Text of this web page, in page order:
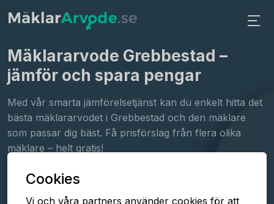
Mäklararvode Grebbestad –
jämför och spara pengar
Med vår smarta jämförelsetjänst kan du enkelt hitta det
bästa mäklararvodet i Grebbestad och den mäklare
som passar dig bäst. Få prisförslag från flera olika
mäklare – helt gratis!
Fyll i formuläret
Cookies
Vi och våra partners använder cookies för att